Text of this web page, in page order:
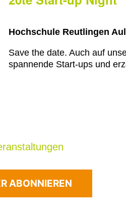
Hochschule Reutlingen
Save the date. Auch auf
spannende Start-ups und
ABONNIEREN